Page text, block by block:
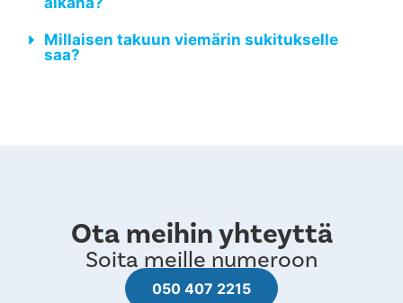
Millaisen takuun viemärin sukitukselle
saa?
Ota meihin yhteyttä
Soita meille numeroon
050 407 2215